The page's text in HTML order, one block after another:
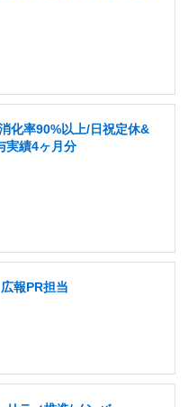
化率90%以上/日祝定休&
実績4ヶ月分
報PR担当